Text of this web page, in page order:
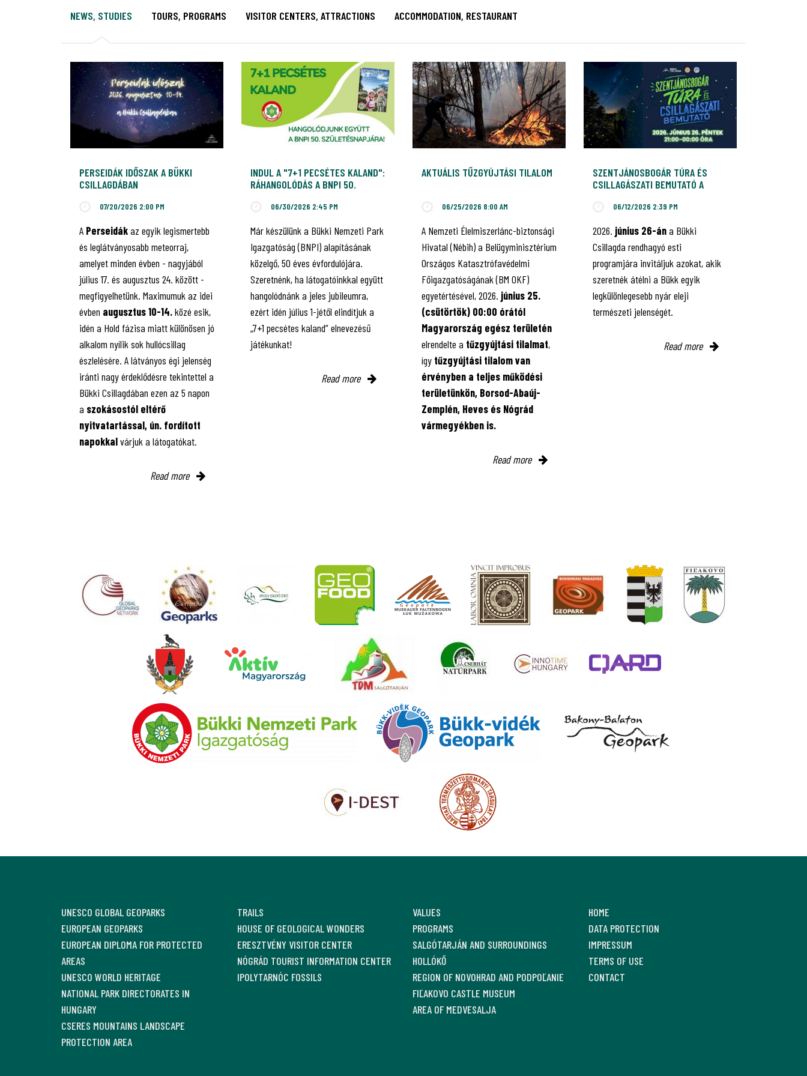
NEWS, STUDIES TOURS, PROGRAMS VISITOR CENTERS, ATTRACTIONS ACCOMMODATION, RESTAURANT
PERSEIDÁK IDŐSZAK A BÜKKI
CSILLAGDÁBAN
07/20/2026 2:00 PM
A Perseidákaz egyik legismertebb
és leglátványosabb meteorraj,
amelyet minden évben - nagyjából
július 17. és augusztus 24. között -
megfigyelhetünk. Maximumuk az idei
évben augusztus 10-14.közé esik,
idén a Hold fázisa miatt különösen jó
alkalom nyílik sok hullócsillag
észlelésére. A látványos égi jelenség
iránti nagy érdeklődésre tekintettel a
Bükki Csillagdában ezen az 5 napon
a szokásostól eltérő
nyitvatartással, ún. fordított
napokkalvárjuk a látogatókat.
Read more
INDUL A "7+1 PECSÉTES KALAND":
RÁHANGOLÓDÁS A BNPI 50.
06/30/2026 2:45 PM
Már készülünk a Bükki Nemzeti Park
Igazgatóság (BNPI) alapításának
közelgő, 50 éves évfordulójára.
Szeretnénk, ha látogatóinkkal együtt
hangolódnánk a jeles jubileumra,
ezért idén július 1-jétől elindítjuk a
„7+1 pecsétes kaland” elnevezésű
játékunkat!
Read more
AKTUÁLIS TŰZGYÚJTÁSI TILALOM
06/25/2026 8:00 AM
A Nemzeti Élelmiszerlánc-biztonsági
Hivatal (Nébih) a Belügyminisztérium
Országos Katasztrófavédelmi
Főigazgatóságának (BM OKF)
egyetértésével, 2026. június 25.
(csütörtök) 00:00 órától
Magyarország egész területén
elrendelte a tűzgyújtási tilalmat,
így tűzgyújtási tilalom van
érvényben a teljes működési
területünkön, Borsod-Abaúj-
Zemplén, Heves és Nógrád
vármegyékben is.
Read more
SZENTJÁNOSBOGÁR TÚRA ÉS
CSILLAGÁSZATI BEMUTATÓ A
06/12/2026 2:39 PM
2026. június 26-ána Bükki
Csillagda rendhagyó esti
programjára invitáljuk azokat, akik
szeretnék átélni a Bükk egyik
legkülönlegesebb nyár eleji
természeti jelenségét.
Read more
UNESCO GLOBAL GEOPARKS
EUROPEAN GEOPARKS
EUROPEAN DIPLOMA FOR PROTECTED
AREAS
UNESCO WORLD HERITAGE
NATIONAL PARK DIRECTORATES IN
HUNGARY
CSERES MOUNTAINS LANDSCAPE
PROTECTION AREA
TRAILS
HOUSE OF GEOLOGICAL WONDERS
ERESZTVÉNY VISITOR CENTER
NÓGRÁD TOURIST INFORMATION CENTER
IPOLYTARNÓC FOSSILS
VALUES
PROGRAMS
SALGÓTARJÁN AND SURROUNDINGS
HOLLÓKŐ
REGION OF NOVOHRAD AND PODPOĽANIE
FIĽAKOVO CASTLE MUSEUM
AREA OF MEDVESALJA
HOME
DATA PROTECTION
IMPRESSUM
TERMS OF USE
CONTACT